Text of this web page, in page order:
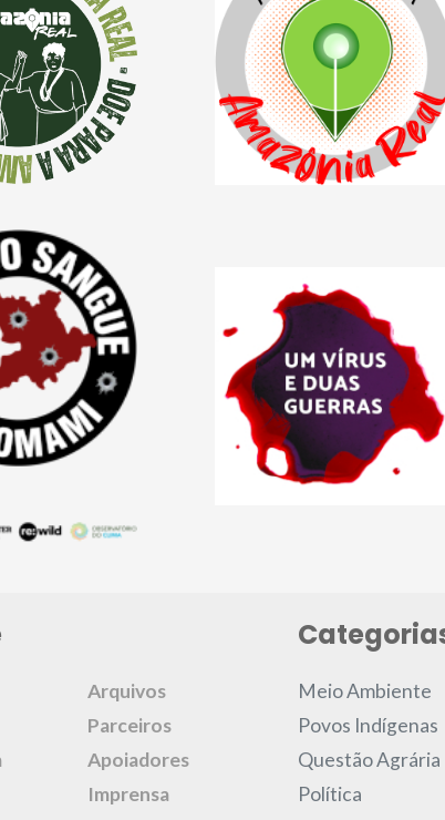
Arquivos
Parceiros
Apoiadores
Imprensa
Meio Ambiente
Povos Indígenas
Questão Agrária
Política